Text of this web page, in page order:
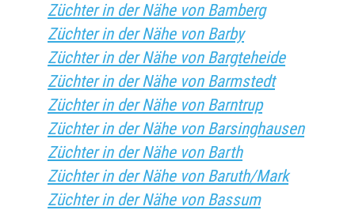
Züchter in der Nähe von Bamberg
Züchter in der Nähe von Barby
Züchter in der Nähe von Bargteheide
Züchter in der Nähe von Barmstedt
Züchter in der Nähe von Barntrup
Züchter in der Nähe von Barsinghausen
Züchter in der Nähe von Barth
Züchter in der Nähe von Baruth/Mark
Züchter in der Nähe von Bassum